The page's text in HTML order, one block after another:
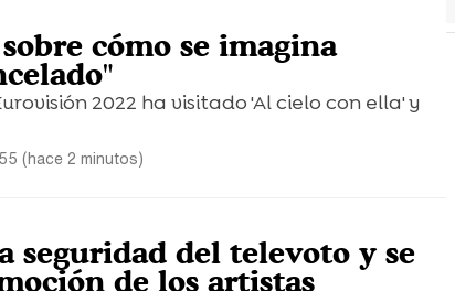
cómo se imagina
2022 ha visitado 'Al cielo con ella' y
(hace 2 minutos)
seguridad del televoto y se
de los artistas